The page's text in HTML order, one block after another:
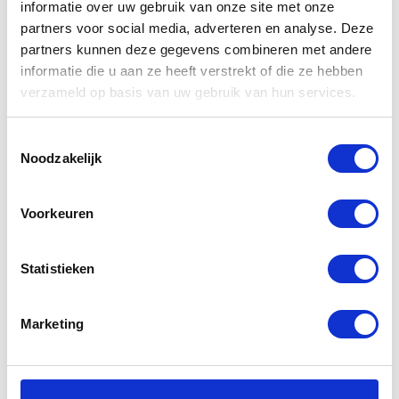
informatie over uw gebruik van onze site met onze
partners voor social media, adverteren en analyse. Deze
partners kunnen deze gegevens combineren met andere
informatie die u aan ze heeft verstrekt of die ze hebben
verzameld op basis van uw gebruik van hun services.
Noodzakelijk
Voorkeuren
Statistieken
Marketing
Gerelateerde
Yamaha
-20%
Segura Porter